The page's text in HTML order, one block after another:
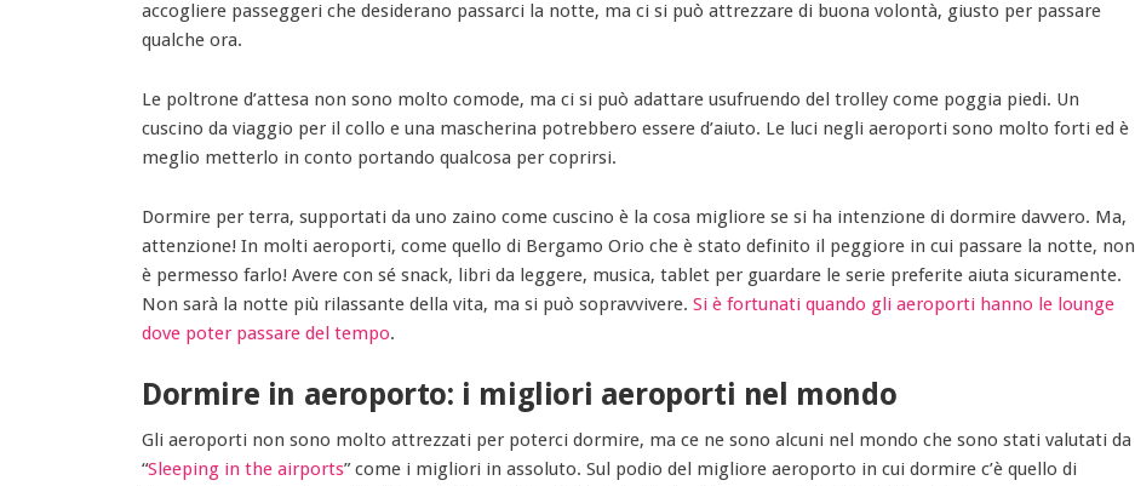
accogliere passeggeri che desiderano passarci la notte, ma ci si può attrezzare di buona volontà, giusto per passare
qualche ora.
Le poltrone d’attesa non sono molto comode, ma ci si può adattare usufruendo del trolley come poggia piedi. Un
cuscino da viaggio per il collo e una mascherina potrebbero essere d’aiuto. Le luci negli aeroporti sono molto forti ed è
meglio metterlo in conto portando qualcosa per coprirsi.
Dormire per terra, supportati da uno zaino come cuscino è la cosa migliore se si ha intenzione di dormire davvero. Ma,
attenzione! In molti aeroporti, come quello di Bergamo Orio che è stato definito il peggiore in cui passare la notte, non
è permesso farlo! Avere con sé snack, libri da leggere, musica, tablet per guardare le serie preferite aiuta sicuramente.
Non sarà la notte più rilassante della vita, ma si può sopravvivere. Si è fortunati quando gli aeroporti hanno le lounge
dove poter passare del tempo.
Dormire in aeroporto: i migliori aeroporti nel mondo
Gli aeroporti non sono molto attrezzati per poterci dormire, ma ce ne sono alcuni nel mondo che sono stati valutati da
“Sleeping in the airports” come i migliori in assoluto. Sul podio del migliore aeroporto in cui dormire c’è quello di